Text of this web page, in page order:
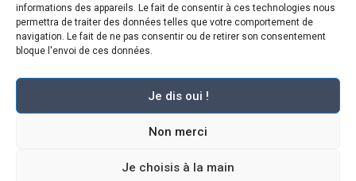
informations des appareils. Le fait de consentir à ces technologies nous
permettra de traiter des données telles que votre comportement de
navigation. Le fait de ne pas consentir ou de retirer son consentement
bloque l'envoi de ces données.
Je dis oui !
Non merci
Je choisis à la main
Mentions légales –
Vente